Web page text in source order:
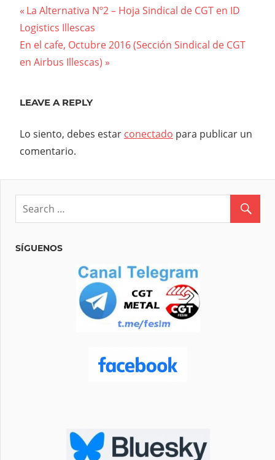
Navegación
de
entradas
Previous
Post:
La Alternativa Nº2 – Hoja Sindical de CGT en ID
Logistics Illescas
Next
Post:
En el cafe, Octubre 2016 (Sección Sindical de CGT
en Airbus Illescas)
LEAVE A REPLY
Lo siento, debes estar conectado para publicar un
comentario.
SÍGUENOS